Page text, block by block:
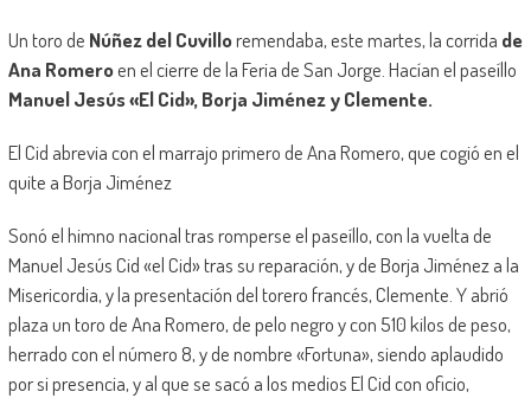
Un toro de Núñez del Cuvilloremendaba, este martes, la corrida de
Ana Romeroen el cierre de la Feria de San Jorge. Hacían el paseíllo
Manuel Jesús «El Cid», Borja Jiménez y Clemente.
El Cid abrevia con el marrajo primero de Ana Romero, que cogió en el
quite a Borja Jiménez
Sonó el himno nacional tras romperse el paseíllo, con la vuelta de
Manuel Jesús Cid «el Cid» tras su reparación, y de Borja Jiménez a la
Misericordia, y la presentación del torero francés, Clemente. Y abrió
plaza un toro de Ana Romero, de pelo negro y con 510 kilos de peso,
herrado con el número 8, y de nombre «Fortuna», siendo aplaudido
por si presencia, y al que se sacó a los medios El Cid con oficio,